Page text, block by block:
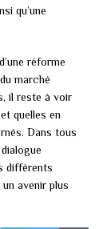
qu’une
réforme
marché
il reste à voir
quelles en
Dans tous
différents
avenir plus